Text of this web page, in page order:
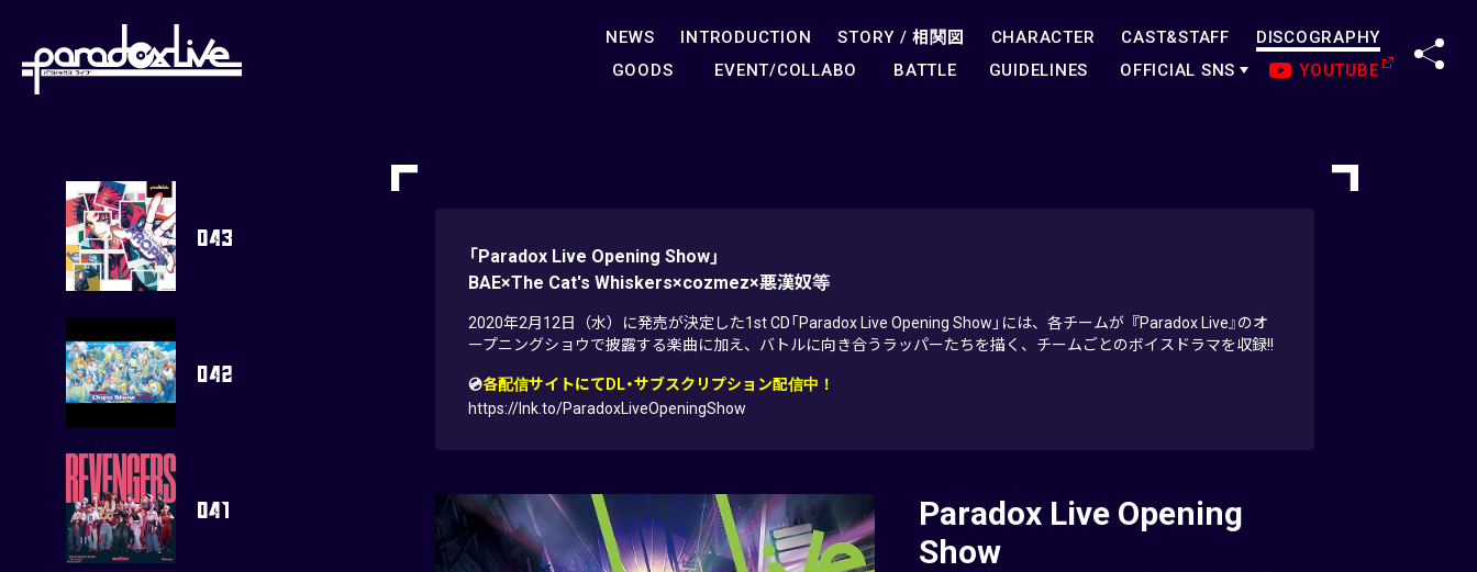
NEWS INTRODUCTION STORY /相関図 CHARACTER CAST&STAFF
DISCOGRAPHY
GOODS
EVENT/COLLABO BATTLE GUIDELINES OFFICIAL SNS YOUTUBE
「Paradox Live Opening Show」
BAE×The Cat's Whiskers×cozmez×悪漢奴等
2020年2月12日（水）に発売が決定した1st CD「Paradox Live Opening Show」には、各チームが『Paradox Live』のオ
ープニングショウで披露する楽曲に加え、バトルに向き合うラッパーたちを描く、チームごとのボイスドラマを収録!!
💿各配信サイトにてDL・サブスクリプション配信中！
https://lnk.to/ParadoxLiveOpeningShow
Paradox Live Opening
Show